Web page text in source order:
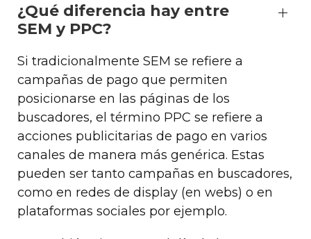
¿Qué diferencia hay entre
SEM y PPC?
Si tradicionalmente SEM se refiere a
campañas de pago que permiten
posicionarse en las páginas de los
buscadores, el término PPC se refiere a
acciones publicitarias de pago en varios
canales de manera más genérica. Estas
pueden ser tanto campañas en buscadores,
como en redes de display (en webs) o en
plataformas sociales por ejemplo.